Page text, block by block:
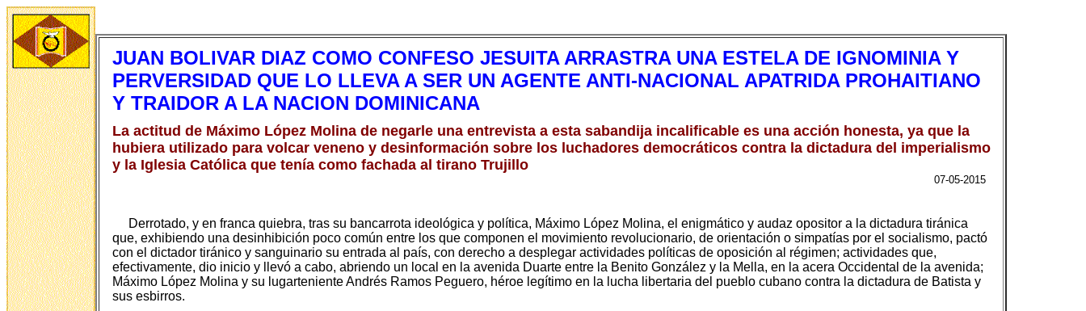
JUAN BOLIVAR DIAZ COMO CONFESO JESUITA ARRASTRA UNA ESTELA DE IGNOMINIA Y
PERVERSIDAD QUE LO LLEVA A SER UN AGENTE ANTI-NACIONAL APATRIDA PROHAITIANO
Y TRAIDOR A LA NACION DOMINICANA
La actitud de Máximo López Molina de negarle una entrevista a esta sabandija incalificable es una acción honesta, ya que la
hubiera utilizado para volcar veneno y desinformación sobre los luchadores democráticos contra la dictadura del imperialismo
y la Iglesia Católica que tenía como fachada al tirano Trujillo
07-05-2015
Derrotado, y en franca quiebra, tras su bancarrota ideológica y política, Máximo López Molina, el enigmático y audaz opositor a la dictadura tiránica
que, exhibiendo una desinhibición poco común entre los que componen el movimiento revolucionario, de orientación o simpatías por el socialismo, pactó
con el dictador tiránico y sanguinario su entrada al país, con derecho a desplegar actividades políticas de oposición al régimen; actividades que,
efectivamente, dio inicio y llevó a cabo, abriendo un local en la avenida Duarte entre la Benito González y la Mella, en la acera Occidental de la avenida;
Máximo López Molina y su lugarteniente Andrés Ramos Peguero, héroe legítimo en la lucha libertaria del pueblo cubano contra la dictadura de Batista y
sus esbirros.